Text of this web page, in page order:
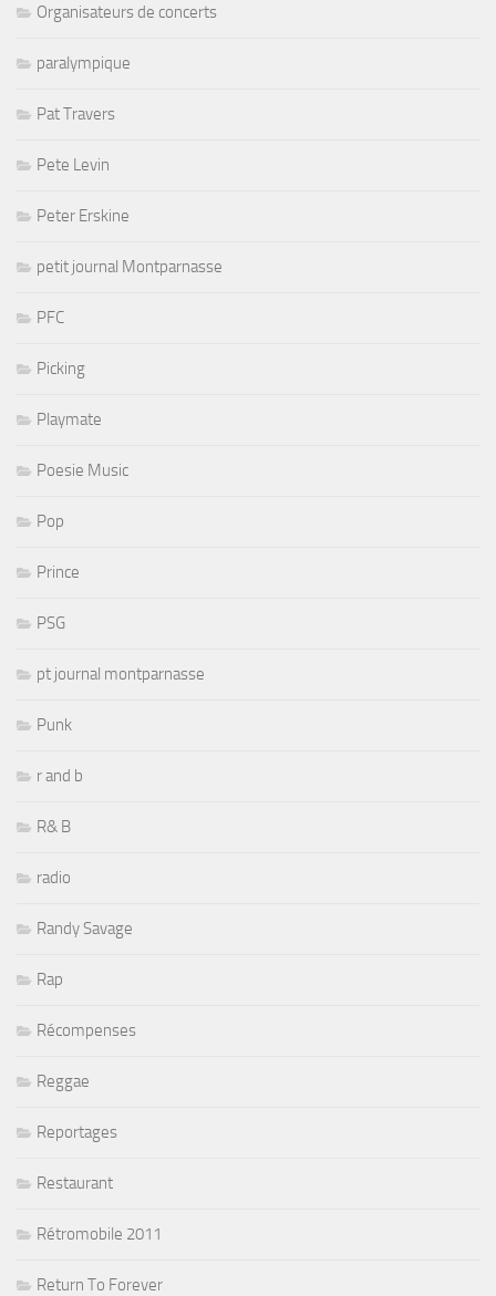
Organisateurs de concerts
paralympique
Pat Travers
Pete Levin
Peter Erskine
petit journal Montparnasse
PFC
Picking
Playmate
Poesie Music
Pop
Prince
PSG
pt journal montparnasse
Punk
r and b
R& B
radio
Randy Savage
Rap
Récompenses
Reggae
Reportages
Restaurant
Rétromobile 2011
Return To Forever